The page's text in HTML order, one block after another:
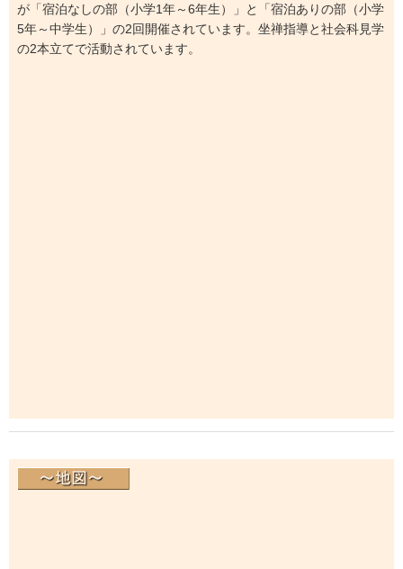
が「宿泊なしの部（小学1年～6年生）」と「宿泊ありの部（小学
5年～中学生）」の2回開催されています。坐禅指導と社会科見学
の2本立てで活動されています。